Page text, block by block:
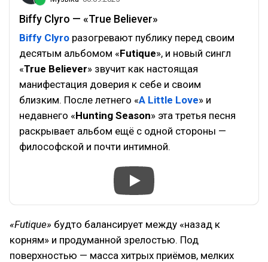
Biffy Clyro — «True Believer»
Biffy Clyro разогревают публику перед своим
десятым альбомом «Futique», и новый сингл
«True Believer» звучит как настоящая
манифестация доверия к себе и своим
близким. После летнего «A Little Love» и
недавнего «Hunting Season» эта третья песня
раскрывает альбом ещё с одной стороны —
философской и почти интимной.
«Futique» будто балансирует между «назад к
корням» и продуманной зрелостью. Под
поверхностью — масса хитрых приёмов, мелких